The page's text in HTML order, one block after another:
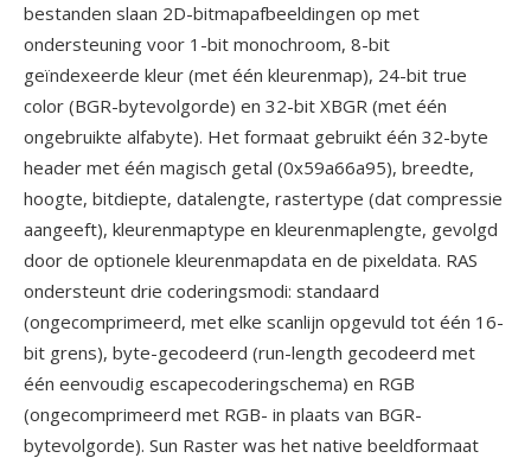
bestanden slaan 2D-bitmapafbeeldingen op met
ondersteuning voor 1-bit monochroom, 8-bit
geïndexeerde kleur (met één kleurenmap), 24-bit true
color (BGR-bytevolgorde) en 32-bit XBGR (met één
ongebruikte alfabyte). Het formaat gebruikt één 32-byte
header met één magisch getal (0x59a66a95), breedte,
hoogte, bitdiepte, datalengte, rastertype (dat compressie
aangeeft), kleurenmaptype en kleurenmaplengte, gevolgd
door de optionele kleurenmapdata en de pixeldata. RAS
ondersteunt drie coderingsmodi: standaard
(ongecomprimeerd, met elke scanlijn opgevuld tot één 16-
bit grens), byte-gecodeerd (run-length gecodeerd met
één eenvoudig escapecoderingschema) en RGB
(ongecomprimeerd met RGB- in plaats van BGR-
bytevolgorde). Sun Raster was het native beeldformaat